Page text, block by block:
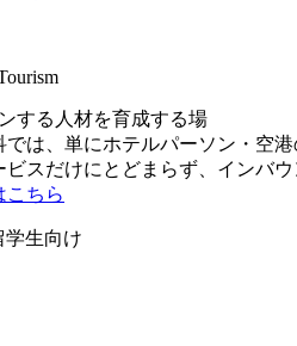
する人材を育成する場
では、単にホテルパーソン・空
ビスだけにとどまらず、インバ
こちら
学生向け